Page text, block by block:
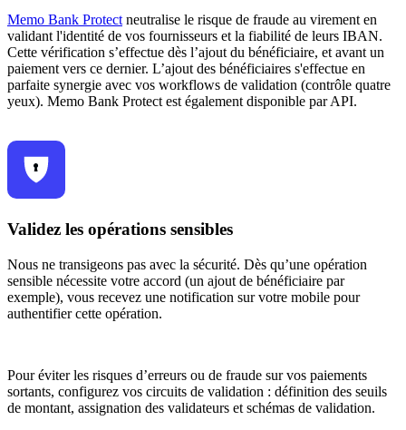
Memo Bank Protect neutralise le risque de fraude au virement en
validant l'identité de vos fournisseurs et la fiabilité de leurs IBAN.
Cette vérification s’effectue dès l’ajout du bénéficiaire, et avant un
paiement vers ce dernier. L’ajout des bénéficiaires s'effectue en
parfaite synergie avec vos workflows de validation (contrôle quatre
yeux). Memo Bank Protect est également disponible par API.
Validez les opérations sensibles
Nous ne transigeons pas avec la sécurité. Dès qu’une opération
sensible nécessite votre accord (un ajout de bénéficiaire par
exemple), vous recevez une notification sur votre mobile pour
authentifier cette opération.
Pour éviter les risques d’erreurs ou de fraude sur vos paiements
sortants, configurez vos circuits de validation : définition des seuils
de montant, assignation des validateurs et schémas de validation.